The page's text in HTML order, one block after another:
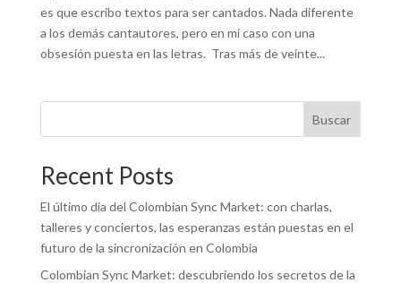
es que escribo textos para ser cantados. Nada diferente
a los demás cantautores, pero en mi caso con una
obsesión puesta en las letras. Tras más de veinte...
Buscar
Recent Posts
El último día del Colombian Sync Market: con charlas,
talleres y conciertos, las esperanzas están puestas en el
futuro de la sincronización en Colombia
Colombian Sync Market: descubriendo los secretos de la